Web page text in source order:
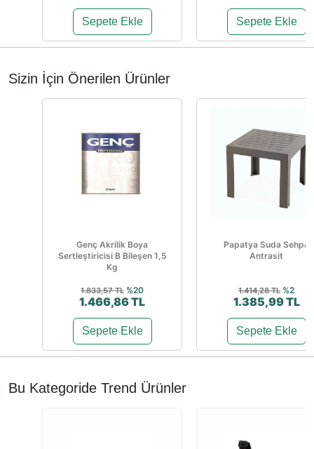
Sepete Ekle Sepete Ekle
Sizin İçin Önerilen Ürünler
Genç Akrilik Boya
Sertleştiricisi B Bileşen 1,5
Kg
1.833,57 TL %20
1.466,86 TL
Sepete Ekle
Papatya Suda Sehpa
Antrasit
1.414,28 TL %2
1.385,99 TL
Sepete Ekle
Bu Kategoride Trend Ürünler